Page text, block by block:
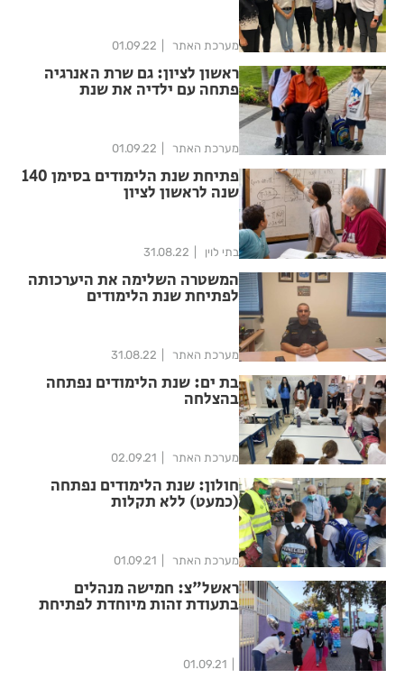
מערכת האתר 01.09.22
ראשון לציון: גם שרת האנרגיה
פתחה עם ילדיה את שנת
מערכת האתר 01.09.22
פתיחת שנת הלימודים בסימן 140
שנה לראשון לציון
בתי לוין 31.08.22
המשטרה השלימה את היערכותה
לפתיחת שנת הלימודים
מערכת האתר 31.08.22
בת ים: שנת הלימודים נפתחה
בהצלחה
מערכת האתר 02.09.21
חולון: שנת הלימודים נפתחה
(כמעט) ללא תקלות
מערכת האתר 01.09.21
ראשל"צ: חמישה מנהלים
בתעודת זהות מיוחדת לפתיחת
01.09.21